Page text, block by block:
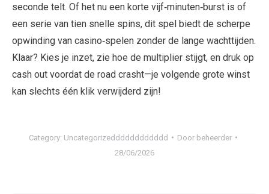
seconde telt. Of het nu een korte vijf‑minuten‑burst is of
een serie van tien snelle spins, dit spel biedt de scherpe
opwinding van casino‑spelen zonder de lange wachttijden.
Klaar? Kies je inzet, zie hoe de multiplier stijgt, en druk op
cash out voordat de road crasht—je volgende grote winst
kan slechts één klik verwijderd zijn!
Category: Uncategorizedddddddddddd Door beheerder
28/06/2026